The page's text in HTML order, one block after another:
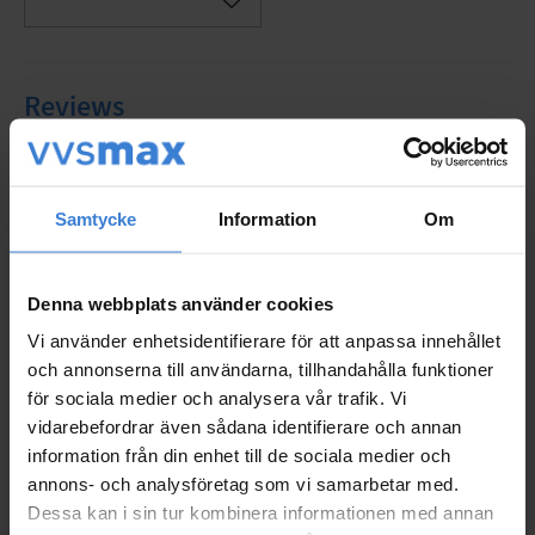
Samtycke Information Om
Denna webbplats använder cookies
Vi använder enhetsidentifierare för att anpassa innehållet
och annonserna till användarna, tillhandahålla funktioner
för sociala medier och analysera vår trafik. Vi
vidarebefordrar även sådana identifierare och annan
information från din enhet till de sociala medier och
annons- och analysföretag som vi samarbetar med.
Dessa kan i sin tur kombinera informationen med annan
double check valves
Reviews
You
Be the first to leave a review.
Add to favorites
Populära produkter